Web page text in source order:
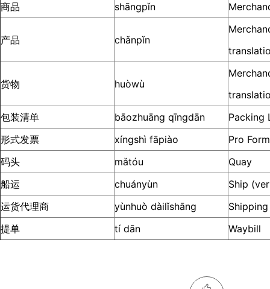
商品
shāngpǐn
产品 chǎnpǐn
货物 huòwù
包装清单
bāozhuāng qīngdān
Packing
形式发票
xíngshì fāpiào
Pro
码头
mǎtóu
Quay
船运
chuányùn
Ship
运货代理商
yùnhuò dàilǐshāng
提单
tí dān Waybill